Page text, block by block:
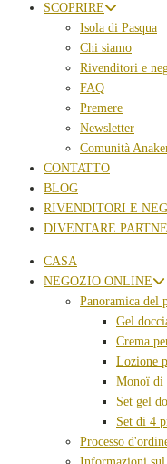
SCOPRIRE
Isola di Pasqua
Chi siamo
Rivenditori e
FAQ
Premere
Newsletter
Comunità
CONTATTO
BLOG
RIVENDITORI E
DIVENTARE
CASA
NEGOZIO ONLINE
Panoramica del
Gel
Crema
Lozione
Monoï di
Set gel
Set di 4
Processo